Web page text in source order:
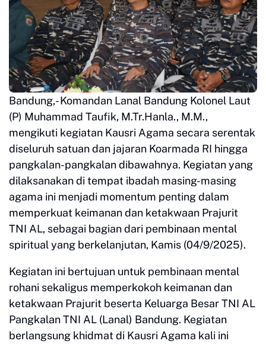
Bandung,- Komandan Lanal Bandung Kolonel Laut
(P) Muhammad Taufik, M.Tr.Hanla., M.M.,
mengikuti kegiatan Kausri Agama secara serentak
diseluruh satuan dan jajaran Koarmada RI hingga
pangkalan-pangkalan dibawahnya. Kegiatan yang
dilaksanakan di tempat ibadah masing-masing
agama ini menjadi momentum penting dalam
memperkuat keimanan dan ketakwaan Prajurit
TNI AL, sebagai bagian dari pembinaan mental
spiritual yang berkelanjutan, Kamis (04/9/2025).
Kegiatan ini bertujuan untuk pembinaan mental
rohani sekaligus memperkokoh keimanan dan
ketakwaan Prajurit beserta Keluarga Besar TNI AL
Pangkalan TNI AL (Lanal) Bandung. Kegiatan
berlangsung khidmat di Kausri Agama kali ini